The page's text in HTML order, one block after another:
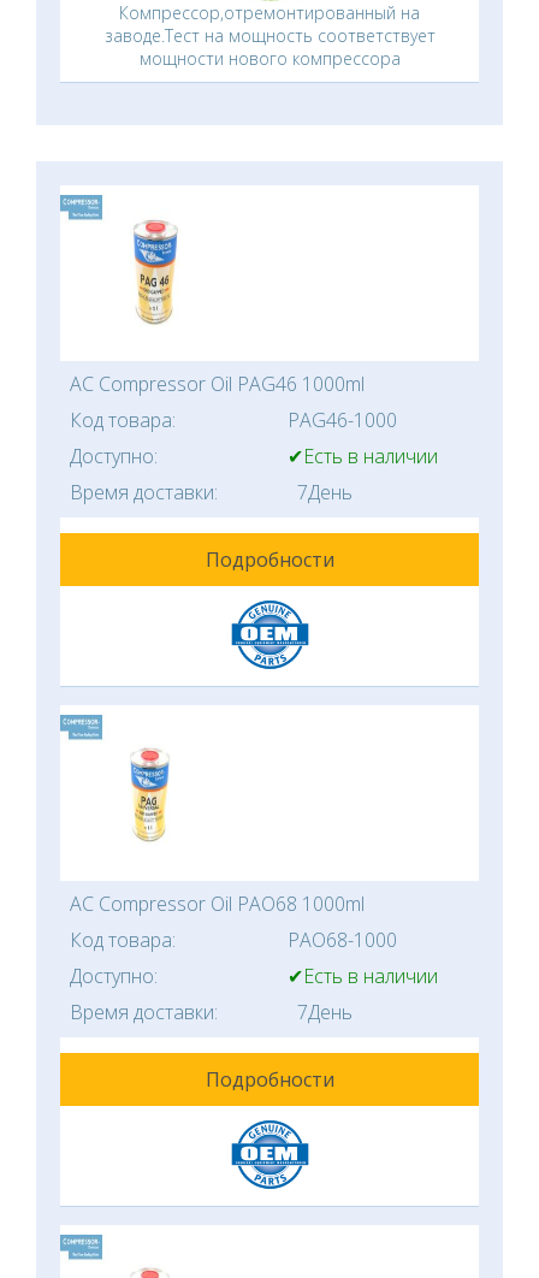
Компрессор,отремонтированный на
заводе.Тест на мощность соответствует
мощности нового компрессора
AC Compressor Oil PAG46 1000ml
Код товара:
PAG46-1000
Доступно:
✔Есть в наличии
Время доставки:
7День
Подробности
AC Compressor Oil PAO68 1000ml
Код товара:
PAO68-1000
Доступно:
✔Есть в наличии
Время доставки:
7День
Подробности